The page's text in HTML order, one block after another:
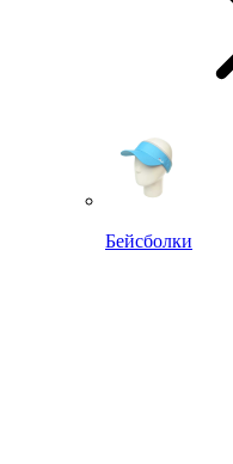
Бейсболки